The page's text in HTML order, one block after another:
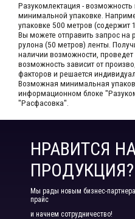
Разукомлектация - возможность
минимальной упаковке.
упаковке 500 метров (содержит
Вы можете отправить запрос на
рулона (50 метров) ленты.
наличии возможности,
возможность зависит от
факторов и решается
Возможная минимальная
информационном блоке
"Расфасовка".
НРАВИТСЯ
ПРОДУКЦИЯ?
Мы рады новым бизнес-
прайс
и начнем сотрудничество!